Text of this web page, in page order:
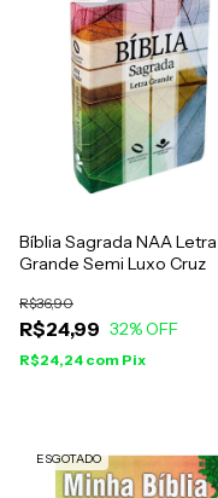
Bíblia Sagrada NAA Letra
Grande Semi Luxo Cruz
R$24,99
R$36,90
32% OFF
R$24,24 com Pix
ESGOTADO